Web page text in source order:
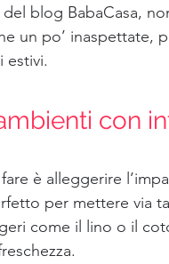
blog BabaCasa,
un po’ inaspettate,
estivi.
con
è alleggerire
per mettere via
come il lino o il